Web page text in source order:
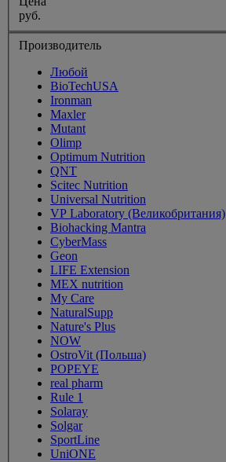
руб.
Производитель
Любой
BioTechUSA
Ironman
Maxler
Mutant
Olimp
Optimum Nutrition
QNT
Scitec Nutrition
Universal Nutrition
VP Laboratory (Великобритания)
Biohacking Mantra
CyberMass
Geon
LIFE Extension
MEX nutrition
My Care
NaturalSupp
Nature's Plus
NOW
OstroVit (Польша)
POPEYE
real pharm
Rule 1
Solaray
Solgar
SportLine
UniONE